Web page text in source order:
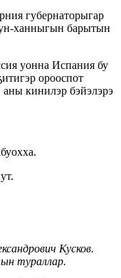
губернаторыгар
ханныгын барытын
уонна Испания бу
орооспот
кинилэр бэйэлэрэ
Кусков.
тураллар.